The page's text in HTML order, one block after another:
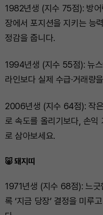
1982년생 (지수 75점): 방
장에서 포지션을 지키는 능
정감을 줍니다.
1994년생 (지수 55점): 뉴
라인보다 실제 수급·거래량
2006년생 (지수 64점): 작
로 속도를 올리기보다, 손익
로 삼아보세요.
🐷 돼지띠
1971년생 (지수 68점): 느
록 ‘지금 당장’ 결정을 미루